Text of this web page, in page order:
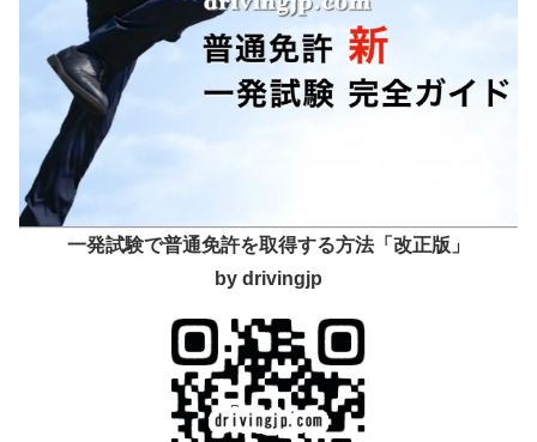
一発試験で普通免許を取得する方法「改正版」
by drivingjp